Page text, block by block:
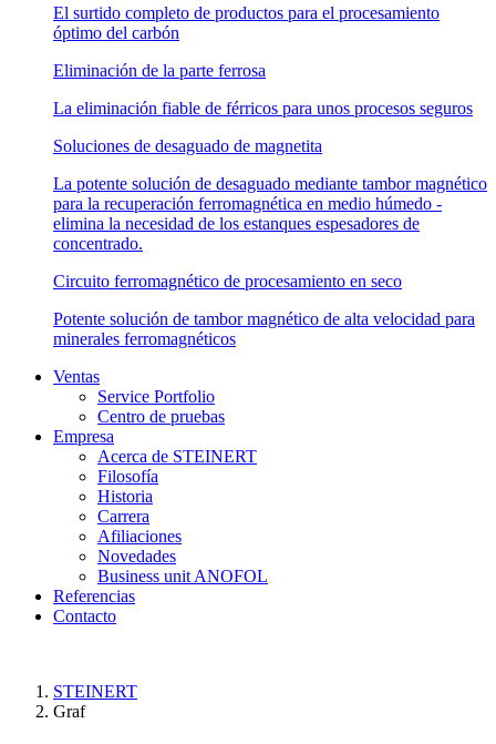
El surtido completo de productos para el procesamiento
óptimo del carbón
Eliminación de la parte ferrosa
La eliminación fiable de férricos para unos procesos seguros
Soluciones de desaguado de magnetita
La potente solución de desaguado mediante tambor magnético
para la recuperación ferromagnética en medio húmedo -
elimina la necesidad de los estanques espesadores de
concentrado.
Circuito ferromagnético de procesamiento en seco
Potente solución de tambor magnético de alta velocidad para
minerales ferromagnéticos
Ventas
Service Portfolio
Centro de pruebas
Empresa
Acerca de STEINERT
Filosofía
Historia
Carrera
Afiliaciones
Novedades
Business unit ANOFOL
Referencias
Contacto
STEINERT
Graf